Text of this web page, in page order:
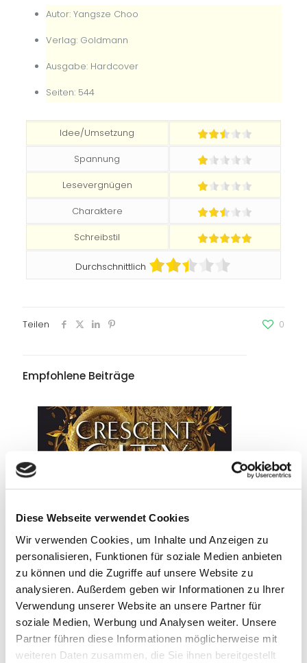
Diese Webseite verwendet Cookies
Wir verwenden Cookies, um Inhalte und Anzeigen zu
personalisieren, Funktionen für soziale Medien anbieten
zu können und die Zugriffe auf unsere Website zu
analysieren. Außerdem geben wir Informationen zu Ihrer
Verwendung unserer Website an unsere Partner für
soziale Medien, Werbung und Analysen weiter. Unsere
Partner führen diese Informationen möglicherweise mit
weiteren Daten zusammen, die Sie ihnen bereitgestellt
Autor: Yangsze Choo
Verlag: Goldmann
Ausgabe: Hardcover
Seiten: 544
Idee/Umsetzung
Spannung
Lesevergnügen
Charaktere
Schreibstil
Durchschnittlich
Teilen 0
Empfohlene Beiträge